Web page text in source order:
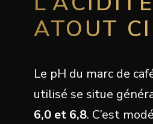
ATOUT
Le pH du marc de
utilisé se situe
6,0 et 6,8. C’est